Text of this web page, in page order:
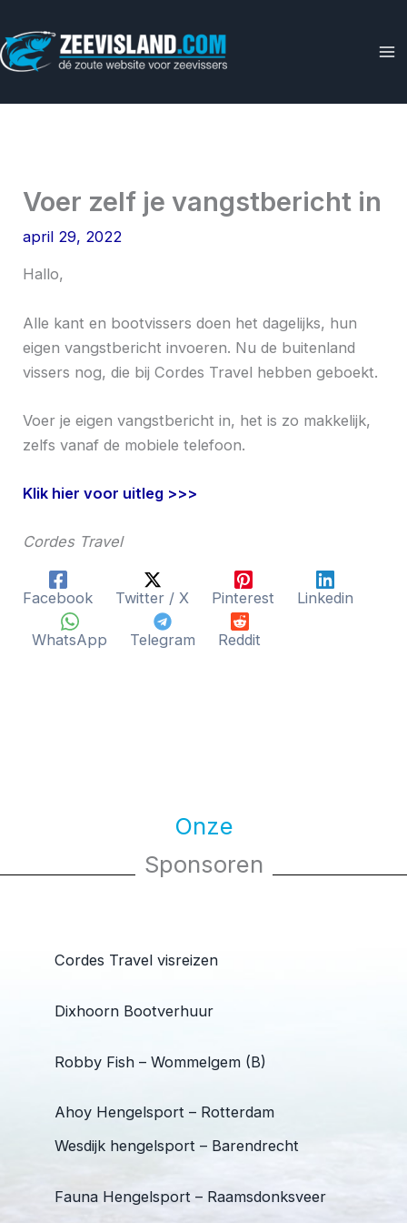
naar
de
Voer zelf je vangstbericht in
april 29, 2022
Hallo,
Alle kant en bootvissers doen het dagelijks, hun
eigen vangstbericht invoeren. Nu de buitenland
vissers nog, die bij Cordes Travel hebben geboekt.
Voer je eigen vangstbericht in, het is zo makkelijk,
zelfs vanaf de mobiele telefoon.
Klik hier voor uitleg >>>
Cordes Travel
Facebook Twitter / X Pinterest Linkedin
WhatsApp Telegram Reddit
Onze
Sponsoren
Cordes Travel visreizen
Dixhoorn Bootverhuur
Robby Fish – Wommelgem (B)
Ahoy Hengelsport – Rotterdam
Wesdijk hengelsport – Barendrecht
Fauna Hengelsport – Raamsdonksveer